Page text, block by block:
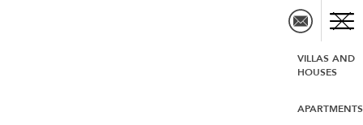
VILLAS AND
HOUSES
APARTMENTS